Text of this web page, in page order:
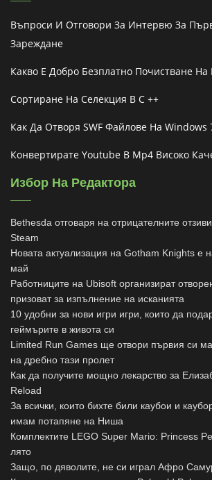
Въпроси И Отговори За Интервю За
Зареждане
Какво Е Добро Безплатно Почистване
Сортиране На Селекция В C ++
Как Да Отворя SWF Файлове На Windows
Конвертирате Youtube В Mp4 Високо
Избор На Редактора
Bethesda отговаря на отрицателните
Steam
Новата актуализация на Gotham Knights е
май
Работниците на Ubisoft организират
призоват за изпълнение на исканията
10 удобни за нови игри игри, които да
геймърите в живота си
Limited Run Games ще отвори първия си
на дребно тази пролет
Как да получите мощно лекарство за
Reload
За всички, които бихте били каубои и
имам потапяне на Ниша
Комплектите LEGO Super Mario: Princess
лято
Защо, по дяволите, не си играл Афро